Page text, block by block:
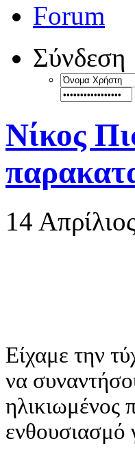
Forum
Σύνδεση
Νίκος
14
Είχαμε την
να
ηλικιωμένος
ενθουσιασμό